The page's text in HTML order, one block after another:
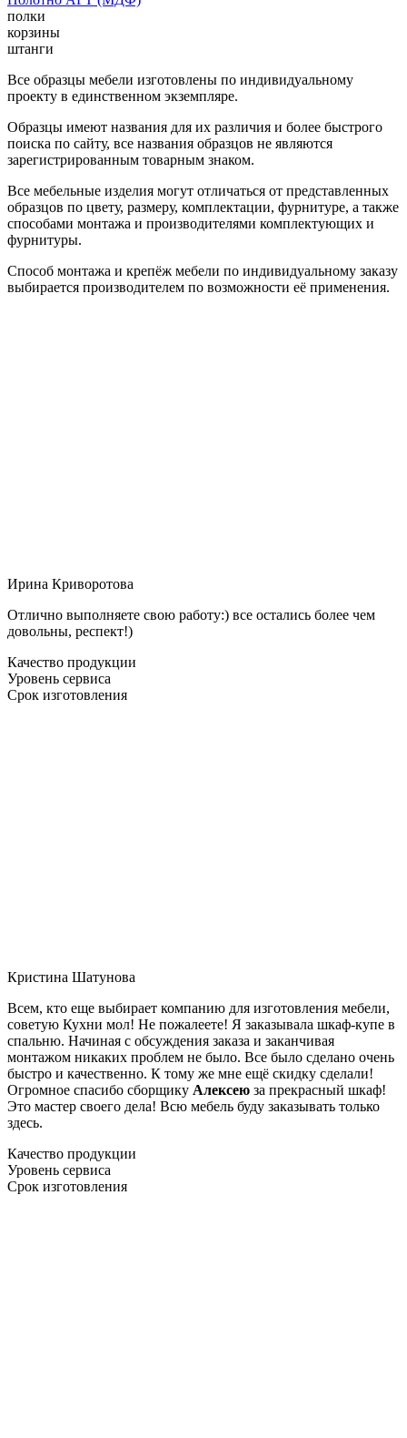
полки
корзины
штанги
Все образцы мебели изготовлены по индивидуальному
проекту в единственном экземпляре.
Образцы имеют названия для их различия и более быстрого
поиска по сайту, все названия образцов не являются
зарегистрированным товарным знаком.
Все мебельные изделия могут отличаться от представленных
образцов по цвету, размеру, комплектации, фурнитуре, а также
способами монтажа и производителями комплектующих и
фурнитуры.
Способ монтажа и крепёж мебели по индивидуальному заказу
выбирается производителем по возможности её применения.
Ирина Криворотова
Отлично выполняете свою работу:) все остались более чем
довольны, респект!)
Качество продукции
Уровень сервиса
Срок изготовления
Кристина Шатунова
Всем, кто еще выбирает компанию для изготовления мебели,
советую Кухни мол! Не пожалеете! Я заказывала шкаф-купе в
спальню. Начиная с обсуждения заказа и заканчивая
монтажом никаких проблем не было. Все было сделано очень
быстро и качественно. К тому же мне ещё скидку сделали!
Огромное спасибо сборщику Алексею за прекрасный шкаф!
Это мастер своего дела! Всю мебель буду заказывать только
здесь.
Качество продукции
Уровень сервиса
Срок изготовления